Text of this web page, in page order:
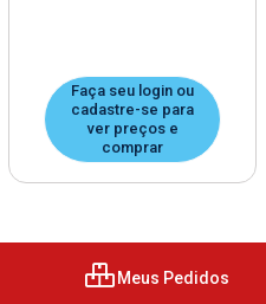
Faça seu login ou
cadastre-se para
ver preços e
comprar
Meus Pedidos